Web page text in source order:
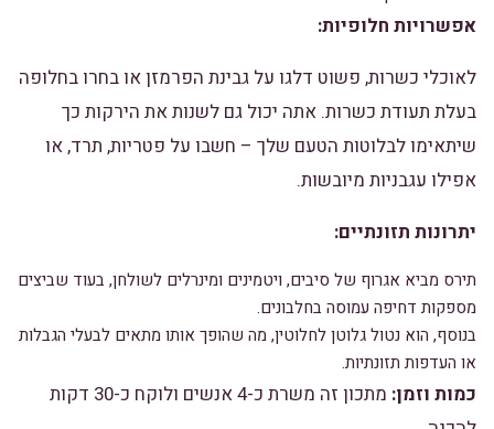
אפשרויות חלופיות:
לאוכלי כשרות, פשוט דלגו על גבינת הפרמזן או בחרו בחלופה
בעלת תעודת כשרות. אתה יכול גם לשנות את הירקות כך
שיתאימו לבלוטות הטעם שלך – חשבו על פטריות, תרד, או
אפילו עגבניות מיובשות.
יתרונות תזונתיים:
תירס מביא אגרוף של סיבים, ויטמינים ומינרלים לשולחן, בעוד שביצים
מספקות דחיפה עמוסה בחלבונים.
בנוסף, הוא נטול גלוטן לחלוטין, מה שהופך אותו מתאים לבעלי הגבלות
או העדפות תזונתיות.
כמות וזמן:
מתכון זה משרת כ-4 אנשים ולוקח כ-30 דקות